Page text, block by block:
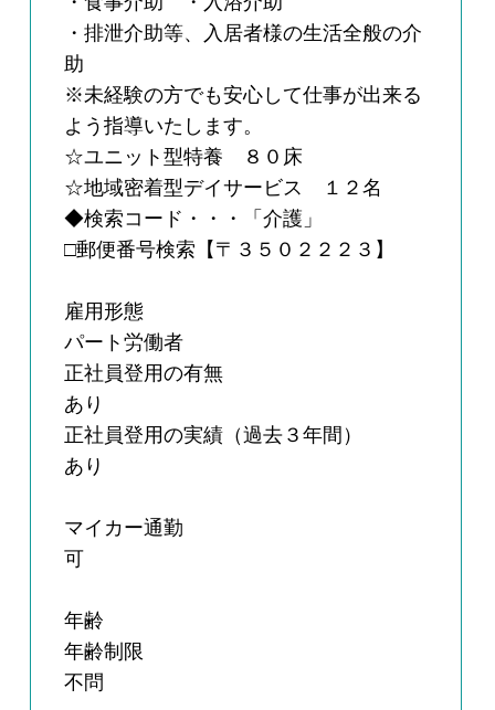
・排泄介助等、入居者様の生活全般の介
助
※未経験の方でも安心して仕事が出来る
よう指導いたします。
☆ユニット型特養 ８０床
☆地域密着型デイサービス １２名
◆検索コード・・・「介護」
□郵便番号検索【〒３５０２２２３】
雇用形態
パート労働者
正社員登用の有無
あり
正社員登用の実績（過去３年間）
あり
マイカー通勤
可
年齢
年齢制限
不問